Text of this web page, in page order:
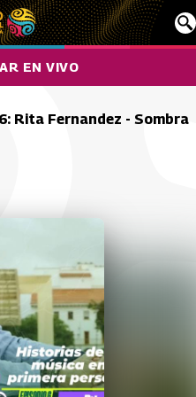
EN VIVO
Rita Fernandez - Sombra